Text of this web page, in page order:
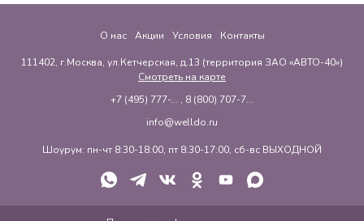
О нас Акции Условия Контакты
111402, г.Москва, ул.Кетчерская, д.13 (территория ЗАО «АВТО-40»)
Смотреть на карте
+7 (495) 777-... , 8 (800) 707-7...
info@welldo.ru
Шоурум: пн-чт 8:30-18:00, пт 8:30-17:00, сб-вс ВЫХОДНОЙ